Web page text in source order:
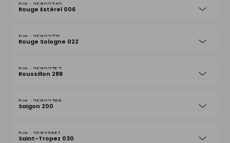
25802740
Rouge Estérel 006
25802771
Rouge Sologne 022
25802757
Roussillon 288
25802788
Saigon 200
25823851
Saint-Tropez 030